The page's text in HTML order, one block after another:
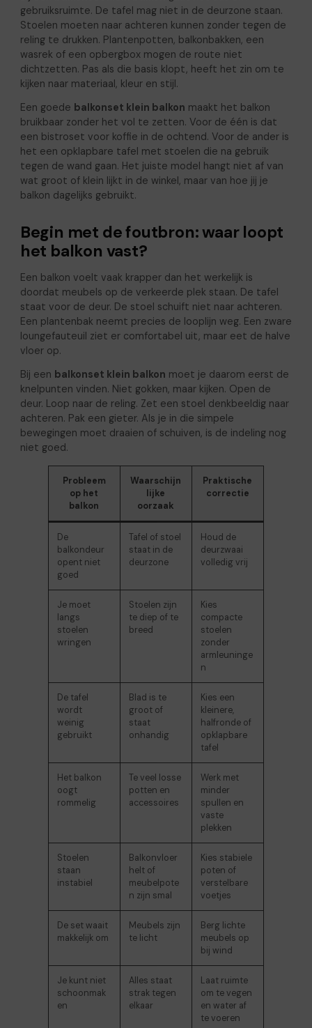
gebruiksruimte. De tafel mag niet in de deurzone staan.
Stoelen moeten naar achteren kunnen zonder tegen de
reling te drukken. Plantenpotten, balkonbakken, een
wasrek of een opbergbox mogen de route niet
dichtzetten. Pas als die basis klopt, heeft het zin om te
kijken naar materiaal, kleur en stijl.
Een goede balkonset klein balkon maakt het balkon
bruikbaar zonder het vol te zetten. Voor de één is dat
een bistroset voor koffie in de ochtend. Voor de ander is
het een opklapbare tafel met stoelen die na gebruik
tegen de wand gaan. Het juiste model hangt niet af van
wat groot of klein lijkt in de winkel, maar van hoe jij je
balkon dagelijks gebruikt.
Begin met de foutbron: waar loopt
het balkon vast?
Een balkon voelt vaak krapper dan het werkelijk is
doordat meubels op de verkeerde plek staan. De tafel
staat voor de deur. De stoel schuift niet naar achteren.
Een plantenbak neemt precies de looplijn weg. Een zware
loungefauteuil ziet er comfortabel uit, maar eet de halve
vloer op.
Bij een balkonset klein balkon moet je daarom eerst de
knelpunten vinden. Niet gokken, maar kijken. Open de
deur. Loop naar de reling. Zet een stoel denkbeeldig naar
achteren. Pak een gieter. Als je in die simpele
bewegingen moet draaien of schuiven, is de indeling nog
niet goed.
Probleem
op het
balkon
Waarschijn
lijke
oorzaak
Praktische
correctie
De
balkondeur
opent niet
goed
Tafel of stoel
staat in de
deurzone
Houd de
deurzwaai
volledig vrij
Je moet
langs
stoelen
wringen
Stoelen zijn
te diep of te
breed
Kies
compacte
stoelen
zonder
armleuninge
n
De tafel
wordt
weinig
gebruikt
Blad is te
groot of
staat
onhandig
Kies een
kleinere,
halfronde of
opklapbare
tafel
Het balkon
oogt
rommelig
Te veel losse
potten en
accessoires
Werk met
minder
spullen en
vaste
plekken
Stoelen
staan
instabiel
Balkonvloer
helt of
meubelpote
n zijn smal
Kies stabiele
poten of
verstelbare
voetjes
De set waait
makkelijk om
Meubels zijn
te licht
Berg lichte
meubels op
bij wind
Je kunt niet
schoonmak
en
Alles staat
strak tegen
elkaar
Laat ruimte
om te vegen
en water af
te voeren